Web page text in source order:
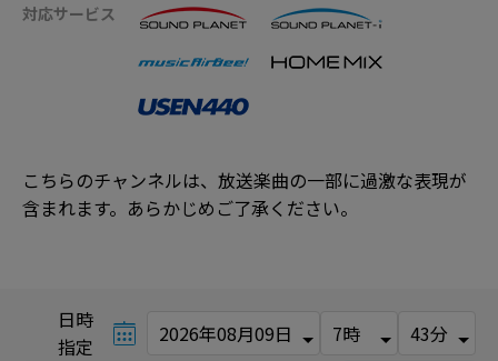
対応サービス
こちらのチャンネルは、放送楽曲の一部に過激な表現が
含まれます。あらかじめご了承ください。
日時
指定